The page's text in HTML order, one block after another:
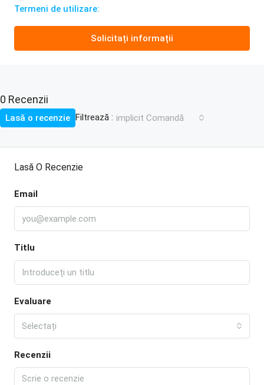
Termeni de utilizare:
Solicitați informații
0 Recenzii
Filtrează : implicit Comandă
Lasă o recenzie
Lasă O Recenzie
Email
Titlu
Evaluare
Selectați
Recenzii